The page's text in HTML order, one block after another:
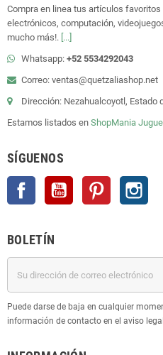
Compra en linea tus artículos
electrónicos, computación,
mucho más!. [...]
Whatsapp: +52 5534292043
Correo: ventas@quetzaliashop.net
Dirección: Nezahualcoyotl, Estado
Estamos listados en ShopMania
SÍGUENOS
Facebook YouTube Pinterest
BOLETÍN
Puede darse de baja en cualquier
información de contacto en el aviso